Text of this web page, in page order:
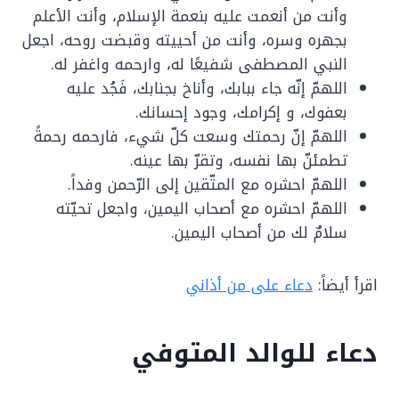
وأنت من أنعمت عليه بنعمة الإسلام، وأنت الأعلم
بجهره وسره، وأنت من أحييته وقبضت روحه، اجعل
النبي المصطفى شفيعًا له، وارحمه واغفر له.
اللهمّ إنّه جاء ببابك، وأناخ بجنابك، فَجُد عليه
بعفوك، و إكرامك، وجود إحسانك.
اللهمّ إنّ رحمتك وسعت كلّ شيء، فارحمه رحمةً
تطمئنّ بها نفسه، وتقرّ بها عينه.
اللهمّ احشره مع المتّقين إلى الرّحمن وفداً.
اللهمّ احشره مع أصحاب اليمين، واجعل تحيّته
سلامٌ لك من أصحاب اليمين.
اقرأ أيضاً: دعاء على من أذاني
دعاء للوالد المتوفي